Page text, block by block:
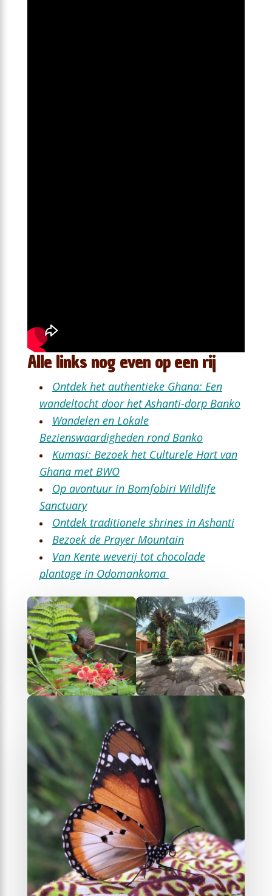
Alle links nog even op een rij
Ontdek het authentieke Ghana: Een
wandeltocht door het Ashanti-dorp Banko
Wandelen en Lokale
Bezienswaardigheden rond Banko
Kumasi: Bezoek het Culturele Hart van
Ghana met BWO
Op avontuur in Bomfobiri Wildlife
Sanctuary
Ontdek traditionele shrines in Ashanti
Bezoek de Prayer Mountain
Van Kente weverij tot chocolade
plantage in Odomankoma